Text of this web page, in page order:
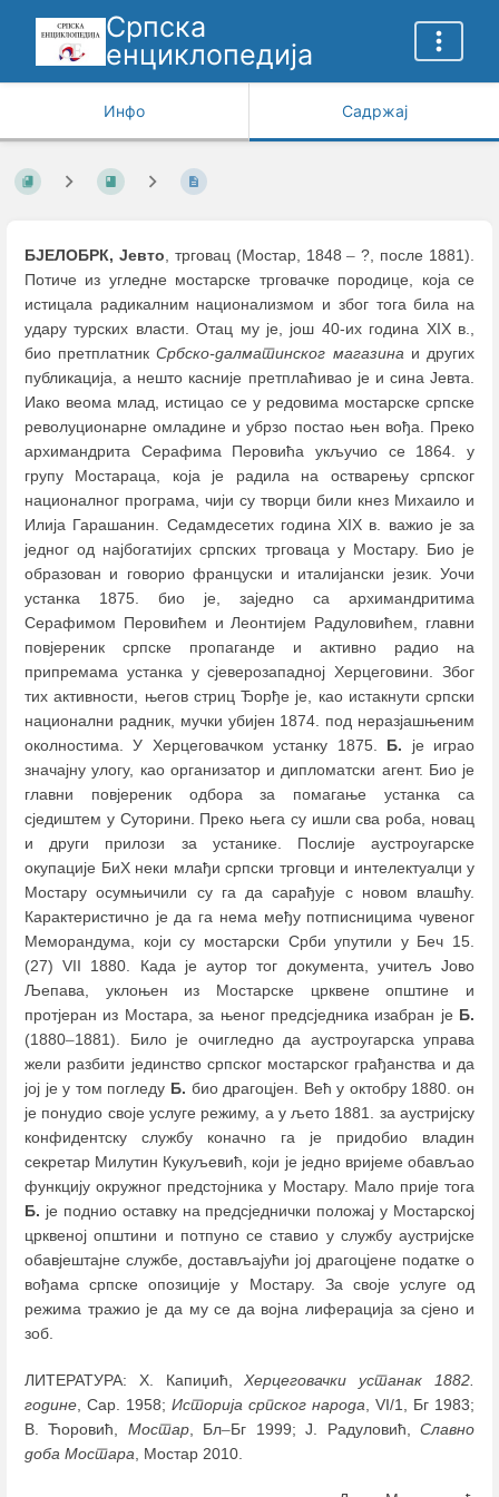
Српска
енциклопедија
Инфо Садржај
БЈЕЛОБРК, Јевто, трговац (Мостар, 1848– ?, после 1881).
Потиче из угледне мостарске трговачке породице, која се
истицала радикалним национализмом и због тога била на
удару турских власти. Отац му је, још 40-их година XIX в.,
био претплатникСрбско-далматинског магазинаи других
публикација, а нешто касније претплаћивао је и сина Јевта.
Иако веома млад, истицао се у редовима мостарске српске
револуционарне омладине и убрзо постао њен вођа. Преко
архимандрита Серафима Перовића укључио се 1864. у
групу Мостараца, која је радила на остварењу српског
националног програма, чији су творци били кнез Михаило и
Илија Гарашанин. Седамдесетих година XIX в. важио је за
једног од најбогатијих српских трговаца у Мостару. Био је
образован и говорио француски и италијански језик. Уочи
устанка 1875. био је, заједно са архимандритима
Серафимом Перовићем и Леонтијем Радуловићем, главни
повјереник српске пропаганде и активно радио на
припремама устанка у сјеверозападној Херцеговини. Због
тих активности, његов стриц Ђорђе је, као истакнути српски
национални радник, мучки убијен 1874. под неразјашњеним
околностима. У Херцеговачком устанку 1875. Б. је играо
значајну улогу, као организатор и дипломатски агент. Био је
главни повјереник одбора за помагање устанка са
сједиштем у Суторини. Преко њега су ишли сва роба, новац
и други прилози за устанике. Послије аустроугарске
окупације БиХ неки млађи српски трговци и интелектуалци у
Мостару осумњичили су га да сарађује с новом влашћу.
Карактеристично је да га нема међу потписницима чувеног
Меморандума, који су мостарски Срби упутили у Беч 15.
(27) VII 1880. Када је аутор тог документа, учитељ Јово
Љепава, уклоњен из Мостарске црквене општине и
протјеран из Мостара, за њеног предсједника изабран је Б.
(1880–1881). Било је очигледно да аустроугарска управа
жели разбити јединство српског мостарског грађанства и да
јој је у том погледу Б. био драгоцјен. Већ у октобру 1880. он
је понудио своје услуге режиму, а у љето 1881. за аустријску
конфидентску службу коначно га је придобио владин
секретар Милутин Кукуљевић, који је једно вријеме обављао
функцију окружног предстојника у Мостару. Мало прије тога
Б. је поднио оставку на предсједнички положај у Мостарској
црквеној општини и потпуно се ставио у службу аустријске
обавјештајне службе, достављајући јој драгоцјене податке о
вођама српске опозиције у Мостару. За своје услуге од
режима тражио је да му се да војна лиферација за сјено и
зоб.
ЛИТЕРАТУРА: Х. Капиџић, Херцеговачки устанак 1882.
године , Сар. 1958; Историја српског народа , VI/1, Бг 1983;
В. Ћоровић, Мостар, Бл–Бг 1999; Ј. Радуловић,Славно
доба Мостара , Мостар 2010.